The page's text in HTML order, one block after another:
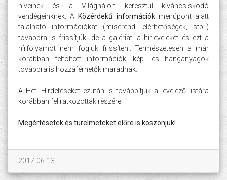
híveinek és a Világhálón keresztül kíváncsiskodó
vendégeinknek. A Közérdekű információkmenüpont alatt
található információkat (miserend, elérhetőségek, stb..)
továbbra is frissítjük, de a galériát, a hírleveleket és ezt a
hírfolyamot nem fogjuk frissíteni. Természetesen a már
korábban feltöltött információk, kép- és hanganyagok
továbbra is hozzáférhetők maradnak.
A Heti Hirdetéseket ezután is továbbítjuk a levelező listára
korábban feliratkozottak részére.
Megértésetek és türelmeteket előre is köszönjük!
2017-06-13